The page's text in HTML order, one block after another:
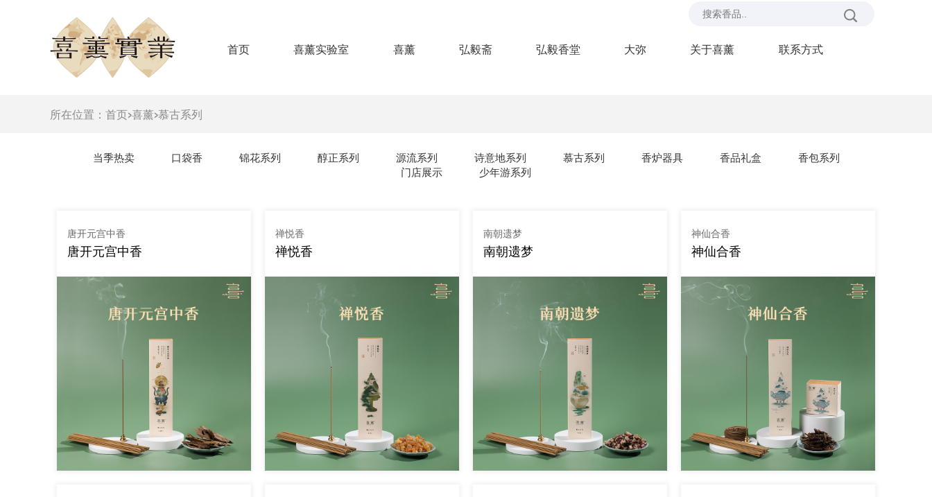
首页 喜薰实验室 喜薰 弘毅斋 弘毅香堂 大弥 关于喜薰 联系方式
所在位置： 首页>喜薰>慕古系列
当季热卖 口袋香 锦花系列 醇正系列 源流系列 诗意地系列 慕古系列 香炉器具 香品礼盒
香包系列
门店展示
少年游系列
唐开元宫中香
唐开元宫中香
禅悦香
禅悦香
南朝遗梦
南朝遗梦
神仙合香
神仙合香